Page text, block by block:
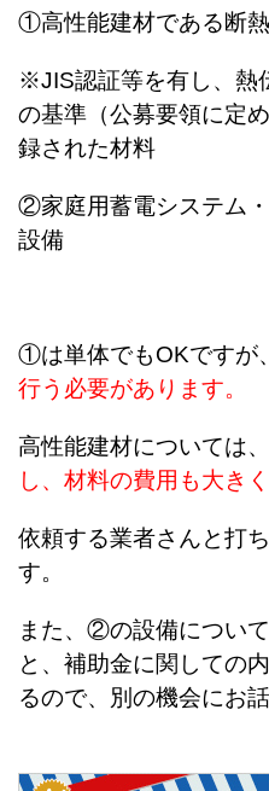
①高性能建材である断
※JIS認証等を有し、熱
の基準（公募要領に定
録された材料
②家庭用蓄電システム
設備
①は単体でもOKですが
行う必要があります。
高性能建材については、
し、材料の費用も大き
依頼する業者さんと打
す。
また、②の設備につい
と、補助金に関しての
るので、別の機会にお